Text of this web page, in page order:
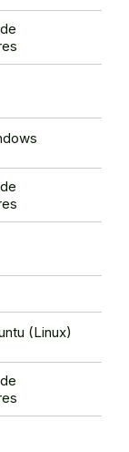
(Linux)